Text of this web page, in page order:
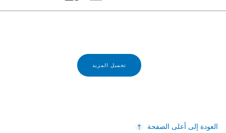
تحميل المزيد
العودة إلى أعلى الصفحة